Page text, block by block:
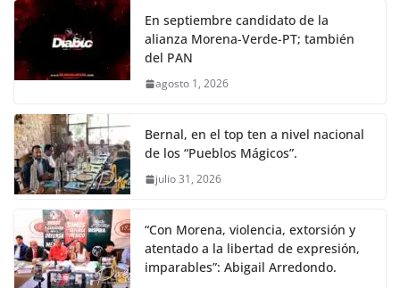
En septiembre candidato de la
alianza Morena-Verde-PT; también
del PAN
agosto 1, 2026
Bernal, en el top ten a nivel nacional
de los “Pueblos Mágicos”.
julio 31, 2026
“Con Morena, violencia, extorsión y
atentado a la libertad de expresión,
imparables”: Abigail Arredondo.